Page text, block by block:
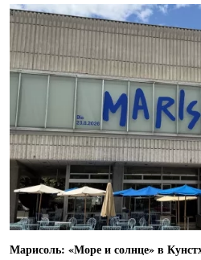
Марисоль: «Море и солнце» в